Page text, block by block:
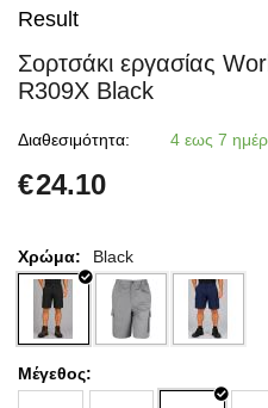
Result
Σορτσάκι εργασίας
R309X Black
Διαθεσιμότητα: 4 εως 7
€24.10
Χρώμα: Black
Μέγεθος: